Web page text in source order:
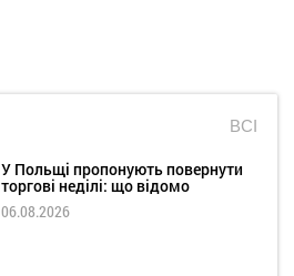
ВСІ
У Польщі пропонують повернути
торгові неділі: що відомо
06.08.2026